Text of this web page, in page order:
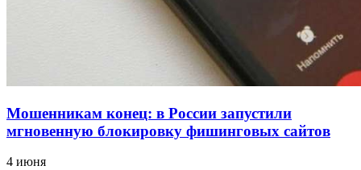
Мошенникам конец: в России запустили
мгновенную блокировку фишинговых сайтов
4 июня